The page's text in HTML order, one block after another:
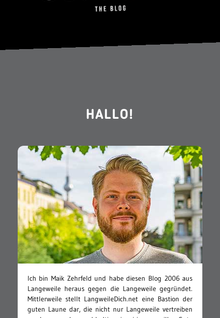
HALLO!
Ich bin Maik Zehrfeld und habe diesen Blog 2006 aus
Langeweile heraus gegen die Langeweile gegründet.
Mittlerweile stellt LangweileDich.net eine Bastion der
guten Laune dar, die nicht nur Langeweile vertreiben